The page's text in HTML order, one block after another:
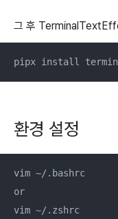
그 후
pipx install
환경 설정
vim ~/.bashrc
or
vim ~/.zshrc